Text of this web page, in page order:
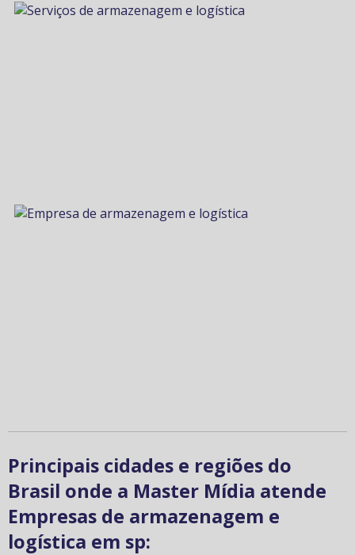
Principais cidades e regiões do
Brasil onde a Master Mídia atende
Empresas de armazenagem e
logística em sp: